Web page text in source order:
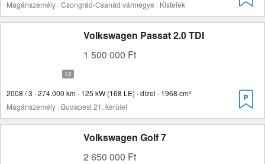
Magánszemély · Csongrád-Csanád vármegye · Kistelek
Volkswagen Passat 2.0 TDI
1 500 000 Ft
2008 / 3 · 274.000 km · 125 kW (168 LE) · dízel · 1968 cm³
Magánszemély · Budapest 21. kerület
Volkswagen Golf 7
2 650 000 Ft